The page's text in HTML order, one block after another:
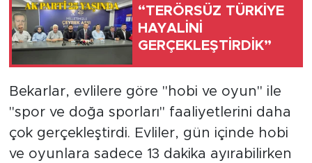
“TERÖRSÜZ TÜRKİYE
HAYALİNİ
GERÇEKLEŞTİRDİK”
Bekarlar, evlilere göre "hobi ve oyun" ile
"spor ve doğa sporları" faaliyetlerini daha
çok gerçekleştirdi. Evliler, gün içinde hobi
ve oyunlara sadece 13 dakika ayırabilirken